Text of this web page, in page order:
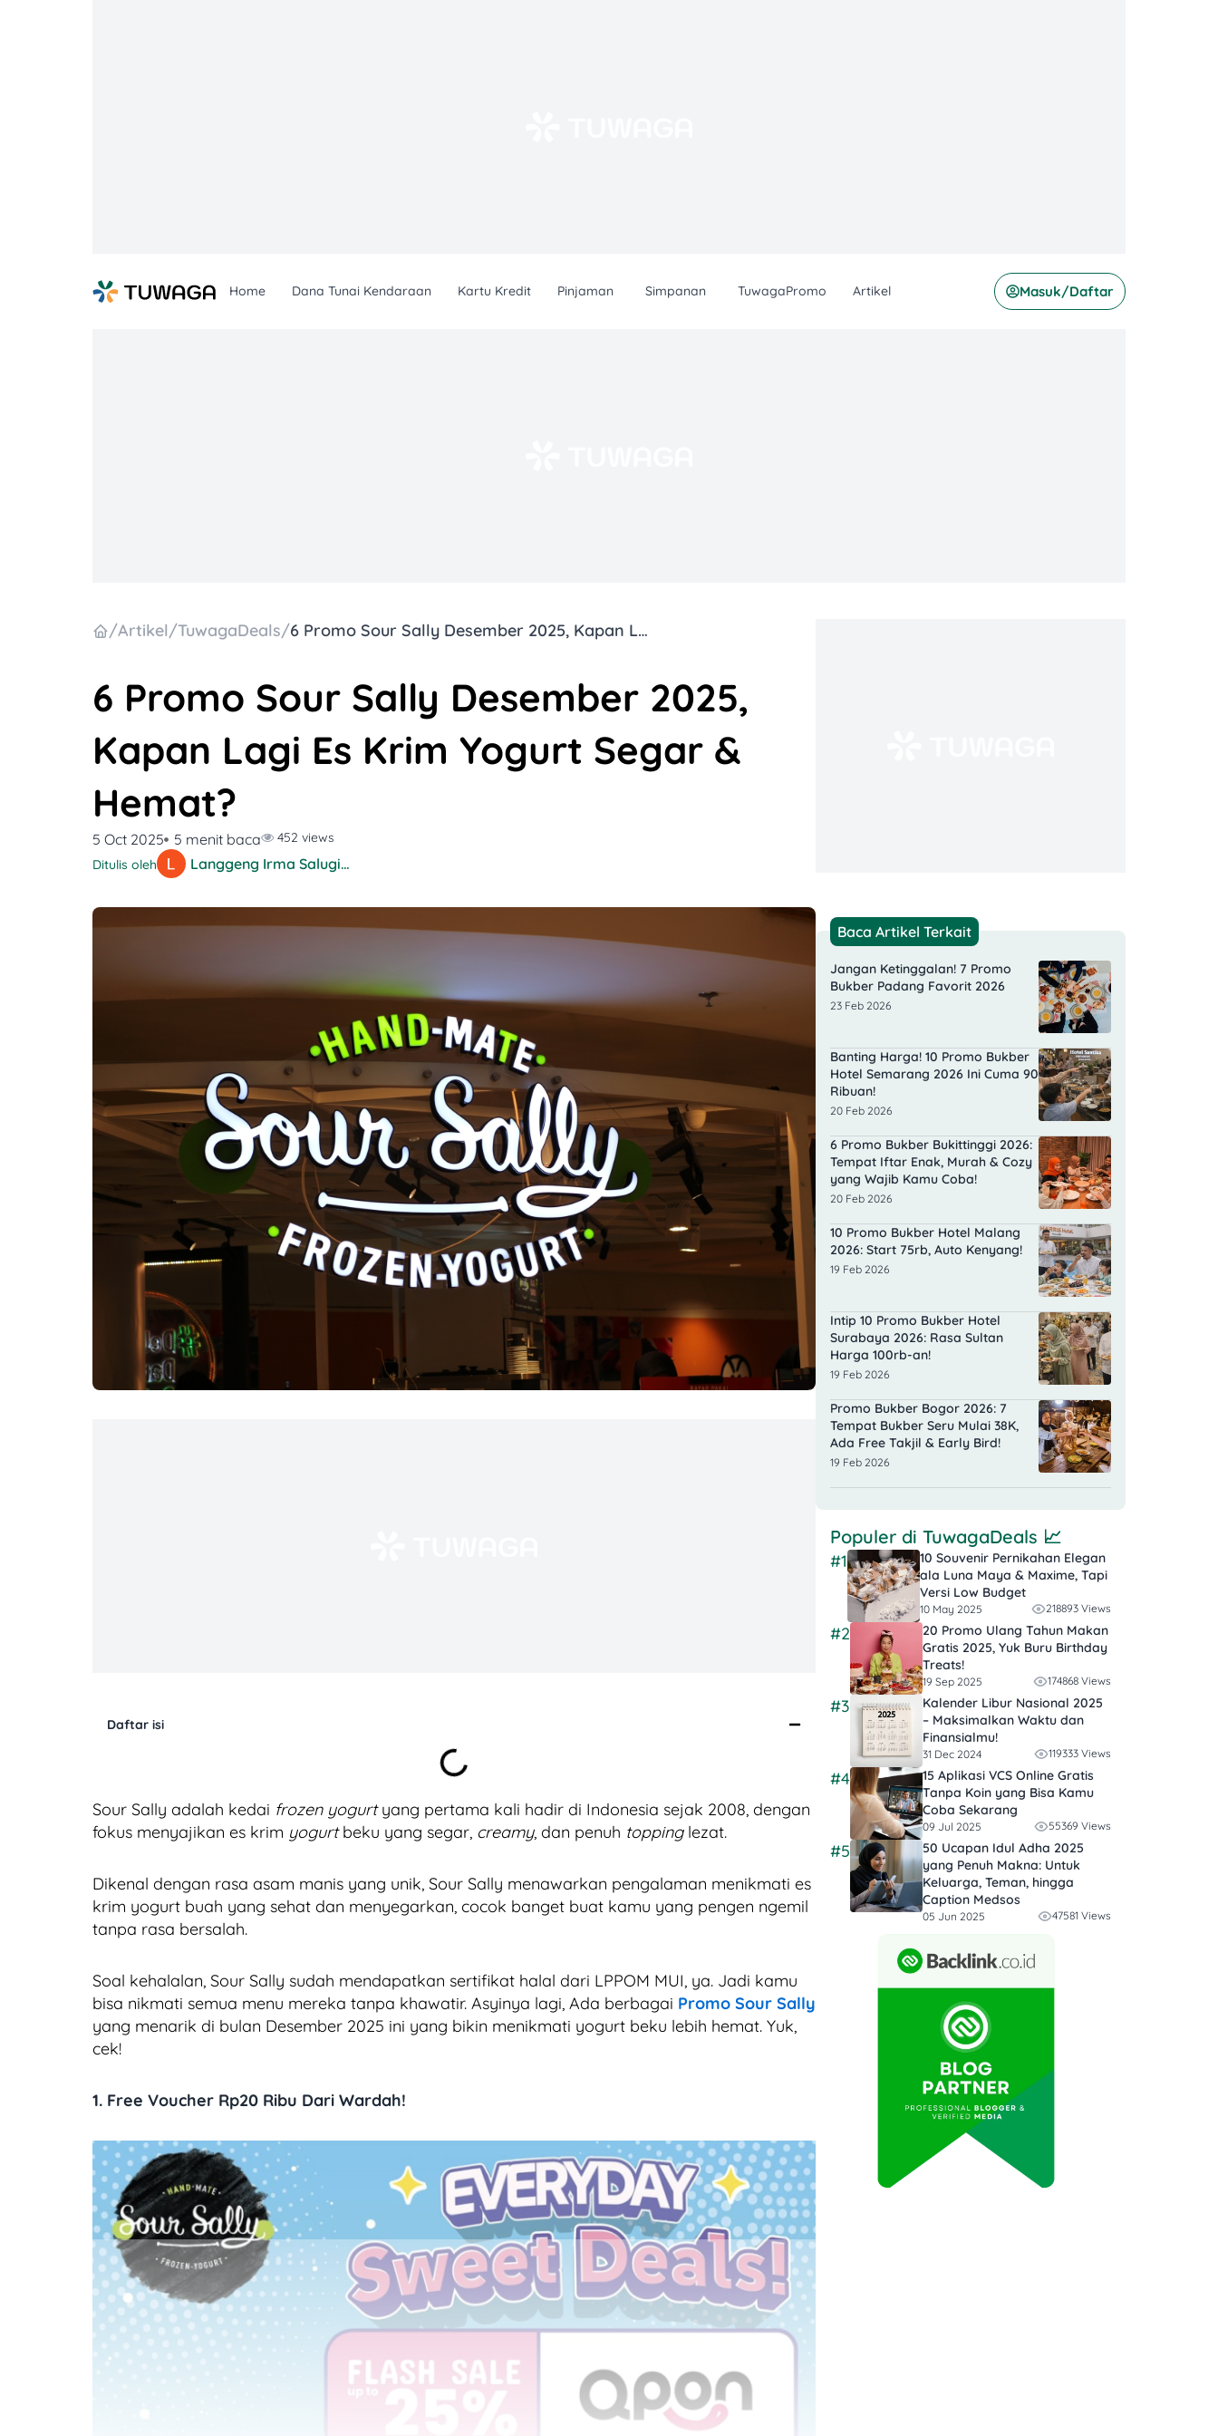
Home Dana Tunai Kendaraan Kartu Kredit Pinjaman Simpanan TuwagaPromo Artikel Masuk/Daftar
/Artikel/TuwagaDeals/ 6 Promo Sour Sally Desember 2025, Kapan Lagi Es Krim Yogurt Segar & Hemat?
6 Promo Sour Sally Desember 2025,
Kapan Lagi Es Krim Yogurt Segar &
Hemat?
5 Oct 2025 5 menit baca
452 views
Ditulis oleh
Langgeng Irma Salugiasih
Daftar isi
Sour Sally adalah kedai frozen yogurtyang pertama kali hadir di Indonesia sejak 2008, dengan
fokus menyajikan es krim yogurtbeku yang segar, creamy, dan penuh toppinglezat.
Dikenal dengan rasa asam manis yang unik, Sour Sally menawarkan pengalaman menikmati es
krim yogurt buah yang sehat dan menyegarkan, cocok banget buat kamu yang pengen ngemil
tanpa rasa bersalah.
Soal kehalalan, Sour Sally sudah mendapatkan sertifikat halal dari LPPOM MUI, ya. Jadi kamu
bisa nikmati semua menu mereka tanpa khawatir. Asyinya lagi, Ada berbagai Promo Sour Sally
yang menarik di bulan Desember 2025 ini yang bikin menikmati yogurt beku lebih hemat. Yuk,
cek!
1. Free Voucher Rp20 Ribu Dari Wardah!
Baca Artikel Terkait
Jangan Ketinggalan! 7 Promo
Bukber Padang Favorit 2026
23 Feb 2026
Banting Harga! 10 Promo Bukber
Hotel Semarang 2026 Ini Cuma 90
Ribuan!
20 Feb 2026
6 Promo Bukber Bukittinggi 2026:
Tempat Iftar Enak, Murah & Cozy
yang Wajib Kamu Coba!
20 Feb 2026
10 Promo Bukber Hotel Malang
2026: Start 75rb, Auto Kenyang!
19 Feb 2026
Intip 10 Promo Bukber Hotel
Surabaya 2026: Rasa Sultan
Harga 100rb-an!
19 Feb 2026
Promo Bukber Bogor 2026: 7
Tempat Bukber Seru Mulai 38K,
Ada Free Takjil & Early Bird!
19 Feb 2026
Populer di TuwagaDeals 📈
#1
10 Souvenir Pernikahan Elegan
ala Luna Maya & Maxime, Tapi
Versi Low Budget
10 May 2025 218893 Views
#2
20 Promo Ulang Tahun Makan
Gratis 2025, Yuk Buru Birthday
Treats!
19 Sep 2025 174868 Views
#3
Kalender Libur Nasional 2025
– Maksimalkan Waktu dan
Finansialmu!
31 Dec 2024 119333 Views
#4
15 Aplikasi VCS Online Gratis
Tanpa Koin yang Bisa Kamu
Coba Sekarang
09 Jul 2025 55369 Views
#5
50 Ucapan Idul Adha 2025
yang Penuh Makna: Untuk
Keluarga, Teman, hingga
Caption Medsos
05 Jun 2025 47581 Views